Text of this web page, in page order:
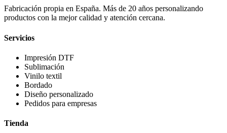
Fabricación propia en España. Más de 20 años personalizando
productos con la mejor calidad y atención cercana.
Servicios
Impresión DTF
Sublimación
Vinilo textil
Bordado
Diseño personalizado
Pedidos para empresas
Tienda